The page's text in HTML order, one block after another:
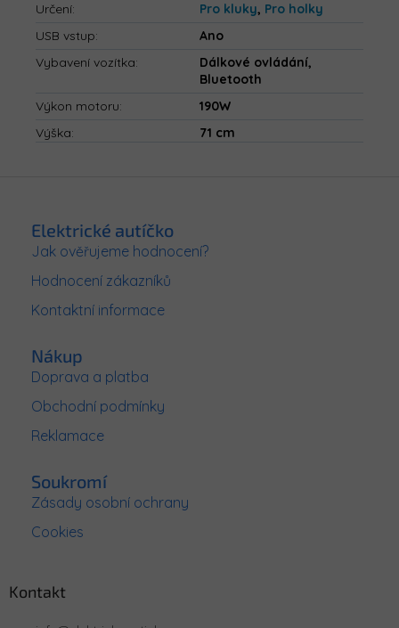
Určení: Pro kluky, Pro holky
USB vstup:
Ano
Vybavení vozítka:
Dálkové ovládání,
Bluetooth
Výkon motoru:
190W
Výška: 71 cm
Elektrické autíčko
Jak ověřujeme hodnocení?
Hodnocení zákazníků
Kontaktní informace
Nákup
Doprava a platba
Obchodní podmínky
Reklamace
Soukromí
Zásady osobní ochrany
Cookies
Kontakt